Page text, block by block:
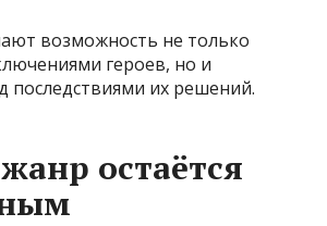
возможность не только
героев, но и
последствиями их решений.
остаётся